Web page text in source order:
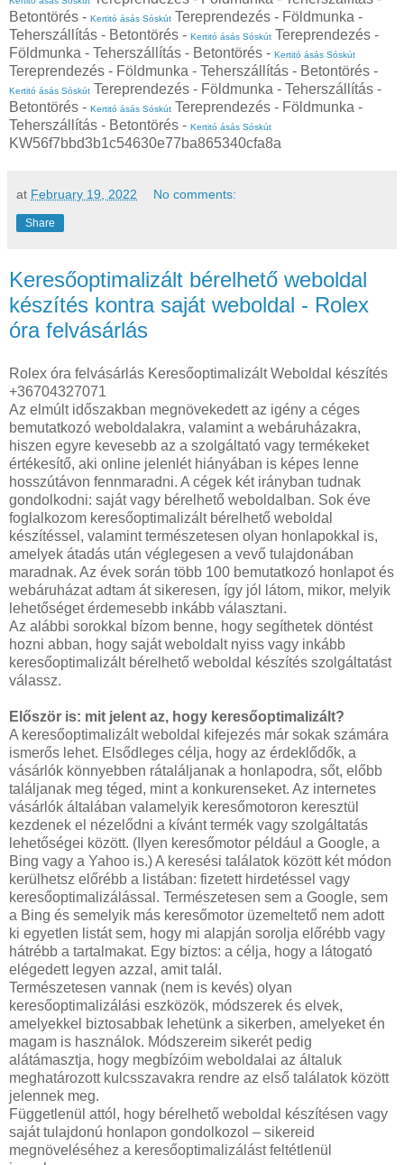
Betontörés - Kertitó ásás Sóskút Tereprendezés - Földmunka -
Teherszállítás - Betontörés - Kertitó ásás Sóskút Tereprendezés -
Földmunka - Teherszállítás - Betontörés - Kertitó ásás Sóskút
Tereprendezés - Földmunka - Teherszállítás - Betontörés -
Kertitó ásás Sóskút Tereprendezés - Földmunka - Teherszállítás -
Betontörés - Kertitó ásás Sóskút Tereprendezés - Földmunka -
Teherszállítás - Betontörés - Kertitó ásás Sóskút
KW56f7bbd3b1c54630e77ba865340cfa8a
at February 19, 2022 No comments:
Share
Keresőoptimalizált bérelhető weboldal
készítés kontra saját weboldal - Rolex
óra felvásárlás
Rolex óra felvásárlás Keresőoptimalizált Weboldal készítés
+36704327071
Az elmúlt időszakban megnövekedett az igény a céges
bemutatkozó weboldalakra, valamint a webáruházakra,
hiszen egyre kevesebb az a szolgáltató vagy termékeket
értékesítő, aki online jelenlét hiányában is képes lenne
hosszútávon fennmaradni. A cégek két irányban tudnak
gondolkodni: saját vagy bérelhető weboldalban. Sok éve
foglalkozom keresőoptimalizált bérelhető weboldal
készítéssel, valamint természetesen olyan honlapokkal is,
amelyek átadás után véglegesen a vevő tulajdonában
maradnak. Az évek során több 100 bemutatkozó honlapot és
webáruházat adtam át sikeresen, így jól látom, mikor, melyik
lehetőséget érdemesebb inkább választani.
Az alábbi sorokkal bízom benne, hogy segíthetek döntést
hozni abban, hogy saját weboldalt nyiss vagy inkább
keresőoptimalizált bérelhető weboldal készítés szolgáltatást
válassz.
Először is: mit jelent az, hogy keresőoptimalizált?
A keresőoptimalizált weboldal kifejezés már sokak számára
ismerős lehet. Elsődleges célja, hogy az érdeklődők, a
vásárlók könnyebben rátaláljanak a honlapodra, sőt, előbb
találjanak meg téged, mint a konkurenseket. Az internetes
vásárlók általában valamelyik keresőmotoron keresztül
kezdenek el nézelődni a kívánt termék vagy szolgáltatás
lehetőségei között. (Ilyen keresőmotor például a Google, a
Bing vagy a Yahoo is.) A keresési találatok között két módon
kerülhetsz előrébb a listában: fizetett hirdetéssel vagy
keresőoptimalizálással. Természetesen sem a Google, sem
a Bing és semelyik más keresőmotor üzemeltető nem adott
ki egyetlen listát sem, hogy mi alapján sorolja előrébb vagy
hátrébb a tartalmakat. Egy biztos: a célja, hogy a látogató
elégedett legyen azzal, amit talál.
Természetesen vannak (nem is kevés) olyan
keresőoptimalizálási eszközök, módszerek és elvek,
amelyekkel biztosabbak lehetünk a sikerben, amelyeket én
magam is használok. Módszereim sikerét pedig
alátámasztja, hogy megbízóim weboldalai az általuk
meghatározott kulcsszavakra rendre az első találatok között
jelennek meg.
Függetlenül attól, hogy bérelhető weboldal készítésen vagy
saját tulajdonú honlapon gondolkozol – sikereid
megnöveléséhez a keresőoptimalizálást feltétlenül